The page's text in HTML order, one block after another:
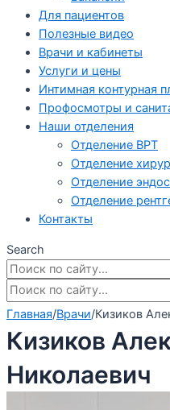
Для пациентов
Полезные видео
Врачи и кабинеты
Услуги и цены
Интимная контурная
Профосмотры и
Наши отделения
Отделение ВРТ
Отделение
Отделение
Отделение
Контакты
Search
Главная/Врачи/Кизиков
Кизиков
Николаевич